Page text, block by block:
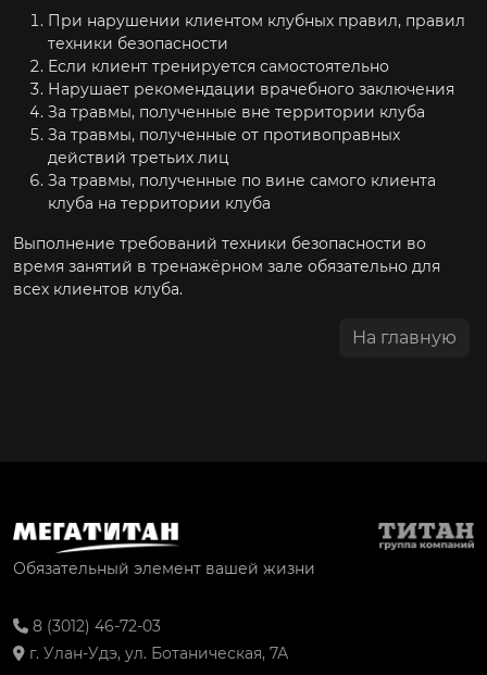
При нарушении клиентом клубных правил, правил
техники безопасности
Если клиент тренируется самостоятельно
Нарушает рекомендации врачебного заключения
За травмы, полученные вне территории клуба
За травмы, полученные от противоправных
действий третьих лиц
За травмы, полученные по вине самого клиента
клуба на территории клуба
Выполнение требований техники безопасности во
время занятий в тренажёрном зале обязательно для
всех клиентов клуба.
На главную
Обязательный элемент вашей жизни
8 (3012) 46-72-03
г. Улан-Удэ, ул. Ботаническая, 7А